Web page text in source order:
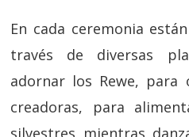
En cada ceremonia
través de diversas
adornar los Rewe, para
creadoras, para
silvestres mientras